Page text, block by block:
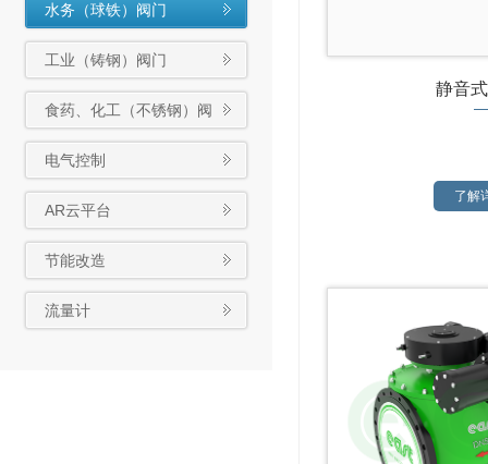
水务（球铁）阀门
工业（铸钢）阀门
食药、化工（不锈钢）阀
门
电气控制
AR云平台
节能改造
流量计
静音
了解